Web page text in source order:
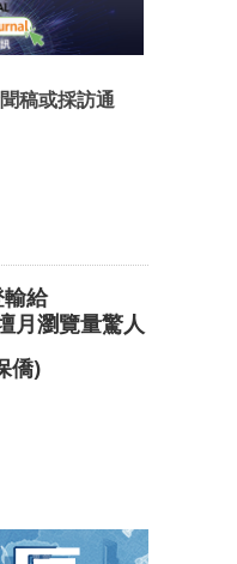
稿或採訪通
給
月瀏覽量驚人
僑)